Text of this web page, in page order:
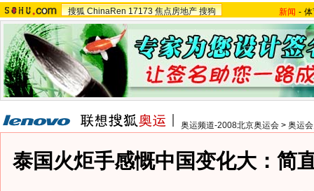
搜狐 ChinaRen 17173 焦点房地产 搜狗 新闻 -
奥运频道-2008北京奥运会 > 奥运
泰国火炬手感慨中国变化大：简